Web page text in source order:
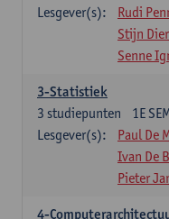
Lesgever(s):
Rudi
Stijn
Senne
3-Statistiek
1E
3 studiepunten
Lesgever(s):
Paul De
Ivan De
Pieter
4-